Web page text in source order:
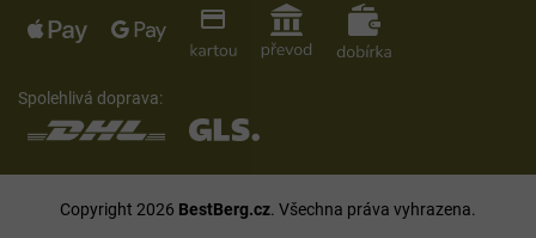
Spolehlivá doprava:
Copyright 2026 BestBerg.cz. Všechna práva vyhrazena.